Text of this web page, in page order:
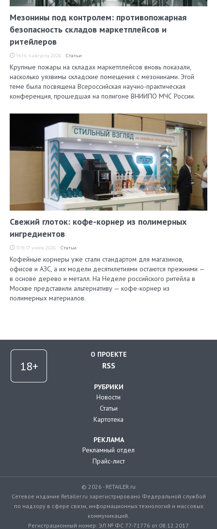
Мезонины под контролем: противопожарная
безопасность складов маркетплейсов и
ритейлеров
14:14, 4 августа 2026 Статьи
Крупные пожары на складах маркетплейсов вновь показали,
насколько уязвимы складские помещения с мезонинами. Этой
теме была посвящена Всероссийская научно-практическая
конференция, прошедшая на полигоне ВНИИПО МЧС России.
Свежий глоток: кофе-корнер из полимерных
ингредиентов
11:19, 17 июля 2026 Статьи
Кофейные корнеры уже стали стандартом для магазинов,
офисов и АЗС, а их модели десятилетиями остаются прежними —
в основе дерево и металл. На Неделе российского ритейла в
Москве представили альтернативу — кофе-корнер из
полимерных материалов.
О ПРОЕКТЕ
RSS
РУБРИКИ
Новости
Статьи
Картотека
РЕКЛАМА
Рекламный отдел
Прайс-лист
© 2026 - RETAILER.ru
Сетевое издание Retailer.ru зарегистрировано Федеральной службой
по надзору в сфере связи, информационных технологий и массовых
коммуникаций.
Регистрационный номер: ЭЛ № ФС 77-71776 от 08.12.2017